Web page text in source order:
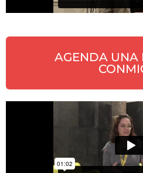
AGENDA UNA